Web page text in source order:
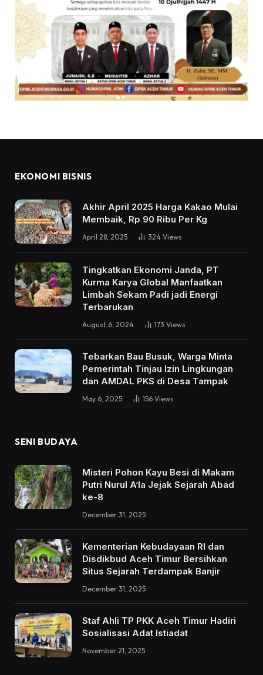
EKONOMI BISNIS
Akhir April 2025 Harga Kakao Mulai
Membaik, Rp 90 Ribu Per Kg
April 28, 2025 324 Views
Tingkatkan Ekonomi Janda, PT
Kurma Karya Global Manfaatkan
Limbah Sekam Padi jadi Energi
Terbarukan
August 6, 2024 173 Views
Tebarkan Bau Busuk, Warga Minta
Pemerintah Tinjau Izin Lingkungan
dan AMDAL PKS di Desa Tampak
May 6, 2025 156 Views
SENI BUDAYA
Misteri Pohon Kayu Besi di Makam
Putri Nurul A’la Jejak Sejarah Abad
ke-8
December 31, 2025
Kementerian Kebudayaan RI dan
Disdikbud Aceh Timur Bersihkan
Situs Sejarah Terdampak Banjir
December 31, 2025
Staf Ahli TP PKK Aceh Timur Hadiri
Sosialisasi Adat Istiadat
November 21, 2025